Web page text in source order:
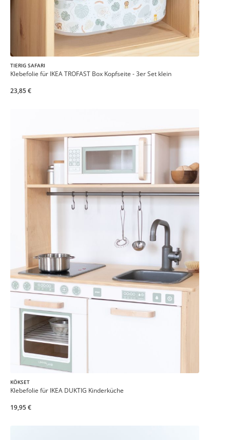
TIERIG SAFARI
Klebefolie für IKEA TROFAST Box Kopfseite - 3er Set klein
23,85 €
KÖKSET
Klebefolie für IKEA DUKTIG Kinderküche
19,95 €